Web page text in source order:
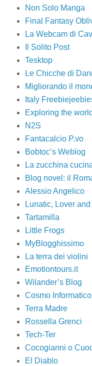
Non Solo Manga
Final Fantasy
La Webcam di
Il Solito Post
Tesktop
Le Chicche di
Migliorando il
Italy
Exploring the world
N2S
Fantacalcio P.vo
Bobtoc’s Weblog
La zucchina
Blog novel: il
Alessio Angelico
Lunatic, Lover
Tartamilla
Little Frogs
MyBlogghissimo
La terra dei violini
Emotiontours.it
Wilander’s Blog
Cosmo Informatico
Terra Madre
Rossella Grenci
Tech-Ter
Cocogianni o
El Diablo